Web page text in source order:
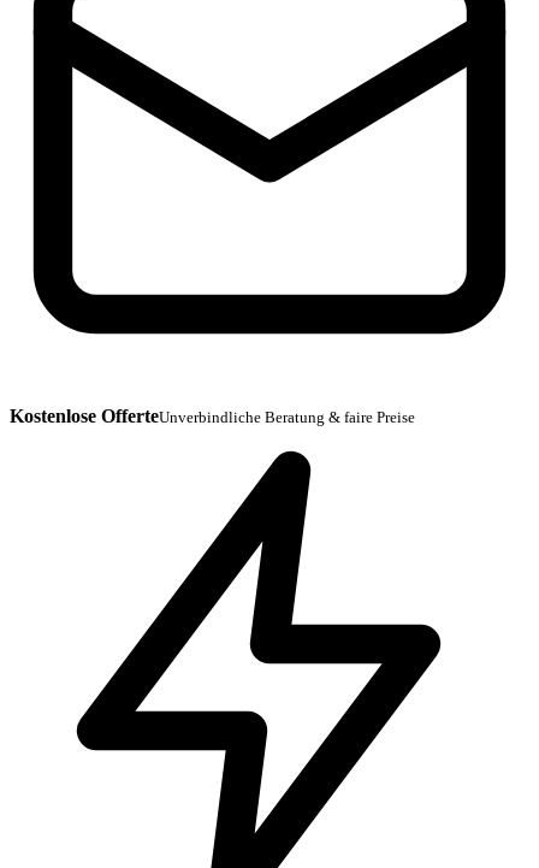
Kostenlose OfferteUnverbindliche Beratung & faire Preise